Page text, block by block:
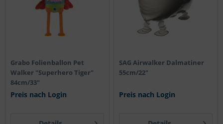
Grabo Folienballon Pet
Walker "Superhero Tiger"
84cm/33"
Preis nach Login
SAG Airwalker Dalmatiner
55cm/22"
Preis nach Login